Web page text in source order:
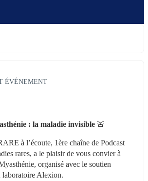
ÉVÉNEMENT
: la maladie invisible 🚨
à l’écoute, 1ère chaîne de Podcast
rares, a le plaisir de vous convier à
organisé avec le soutien
Alexion.